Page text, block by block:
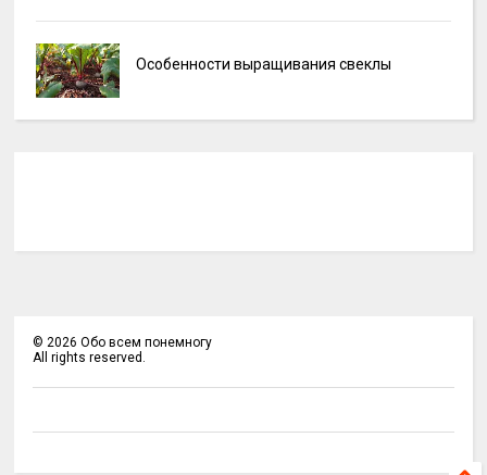
Особенности выращивания свеклы
© 2026 Обо всем понемногу
All rights reserved.